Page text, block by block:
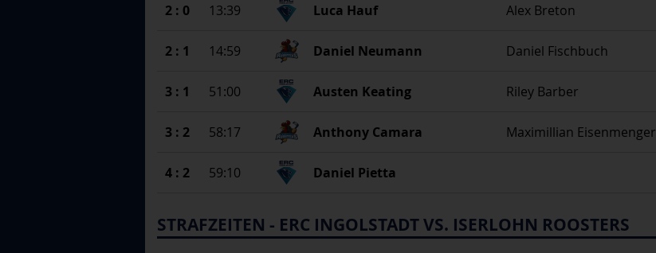
2 : 0 13:39 Luca Hauf Alex Breton
2 : 1 14:59 Daniel Neumann Daniel Fischbuch
3 : 1 51:00 Austen Keating Riley Barber
3 : 2 58:17 Anthony Camara Maximillian Eisenmenger
4 : 2 59:10 Daniel Pietta
STRAFZEITEN - ERC INGOLSTADT VS. ISERLOHN ROOSTERS